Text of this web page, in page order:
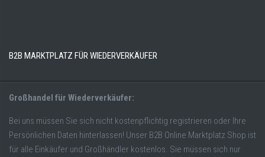
B2B MARKTPLATZ FÜR WIEDERVERKÄUFER
Großhandel für Wiederverkäufer:
Bei uns müssen Sie sich nicht kostenpflichtig registrieren oder Ihre
Persönlichen Daten hinterlassen! Unser B2B Online Marktplatz Shop ist
für alle Einkäufer und Großhändler kostenlos. Sie müssen sich nur